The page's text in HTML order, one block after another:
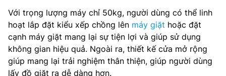
Hãng sản xuất: Panasonic
Nơi sản xuất: Trung Quốc
Năm ra mắt: 2024
Với trọng lượng máy chỉ 50kg, người dùng có thể linh
hoạt lắp đặt kiểu xếp chồng lên máy giặt hoặc đặt
cạnh máy giặt mang lại sự tiện lợi và giúp sử dụng
không gian hiệu quả. Ngoài ra, thiết kế cửa mở rộng
giúp mang lại trải nghiệm thân thiện, giúp người dùng
lấy đồ giặt ra dễ dàng hơn.